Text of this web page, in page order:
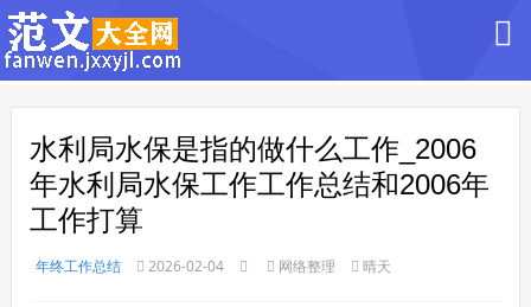
水利局水保是指的做什么工作_2006
年水利局水保工作工作总结和2006年
工作打算
年终工作总结 2026-02-04 网络整理 晴天